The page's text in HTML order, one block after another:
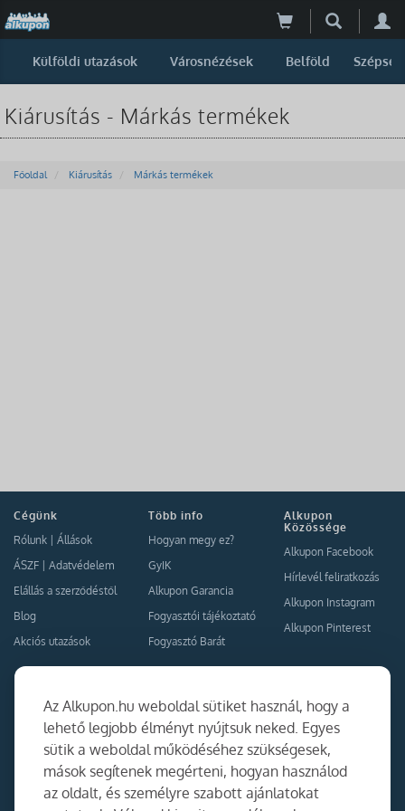
Az Alkupon.hu weboldal sütiket használ, hogy a
lehető legjobb élményt nyújtsuk neked. Egyes
sütik a weboldal működéséhez szükségesek,
mások segítenek megérteni, hogyan használod
az oldalt, és személyre szabott ajánlatokat
Külföldi utazások Városnézések Belföld Szépség
Kiárusítás - Márkás termékek
Főoldal Kiárusítás Márkás termékek
Cégünk
Rólunk
Állások
ÁSZF
Adatvédelem
Elállás a szerződéstől
Blog
Akciós utazások
Több info
Hogyan megy ez?
GyIK
Alkupon Garancia
Fogyasztói tájékoztató
Fogyasztó Barát
Alkupon
Közössége
Alkupon Facebook
Hírlevél feliratkozás
Alkupon Instagram
Alkupon Pinterest
Együttműködés
Kapcsolat
Ajánlj nekünk!
Partner Belépés